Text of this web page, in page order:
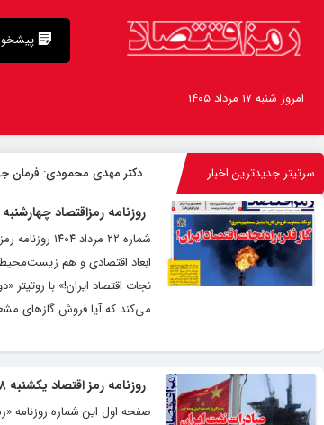
امروز شنبه ۱۷ مرداد ۱۴۰۵
سرتیتر جدیدترین اخبار دکتر مهدى محمودى: فرمان
روزنامه رمزاقتصاد چهارشنبه ۲۲ مرداد ۱۴۰۴
شماره ۲۲
ابعاد اقتصادی و هم
نجات اقتصاد ایران!» با
می‌کند که آیا فروش گازهای
روزنامه رمز اقتصاد یکشنبه ۸ تیر ۱۴۰۴
صفحه اول این شماره روزنامه